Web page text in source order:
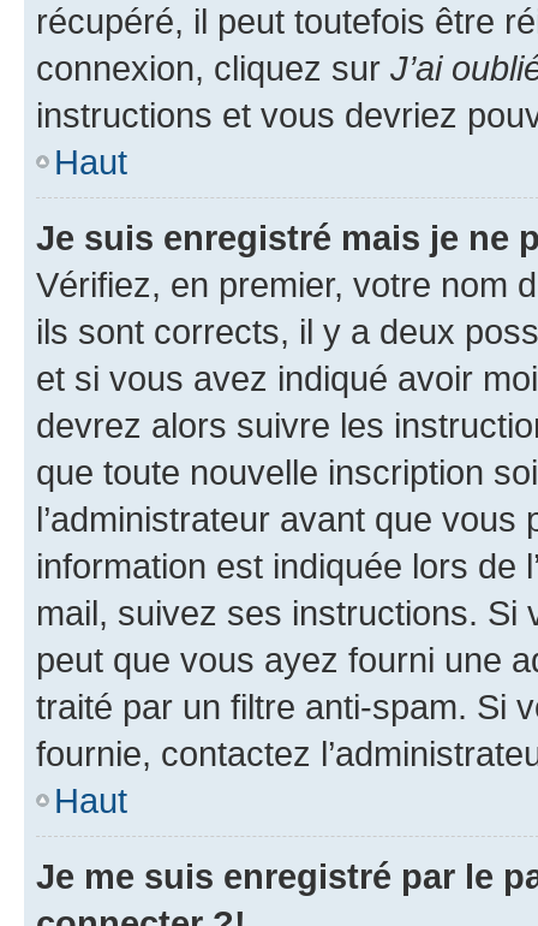
récupéré, il peut toutefois être
connexion, cliquez sur J’ai
instructions et vous devriez
Haut
Je suis enregistré mais je ne
Vérifiez, en premier, votre nom
ils sont corrects, il y a deux
et si vous avez indiqué avoir
devrez alors suivre les
que toute nouvelle inscription
l’administrateur avant que
information est indiquée lors de
mail, suivez ses instructions. Si
peut que vous ayez fourni une
traité par un filtre anti-spam. Si
fournie, contactez
Haut
Je me suis enregistré par le